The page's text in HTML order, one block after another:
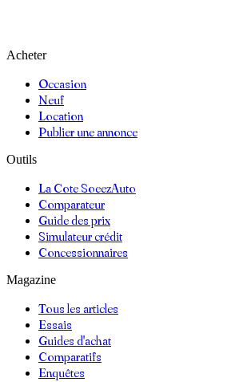
Acheter
Occasion
Neuf
Location
Publier une annonce
Outils
La Cote SoeezAuto
Comparateur
Guide des prix
Simulateur crédit
Concessionnaires
Magazine
Tous les articles
Essais
Guides d'achat
Comparatifs
Enquêtes